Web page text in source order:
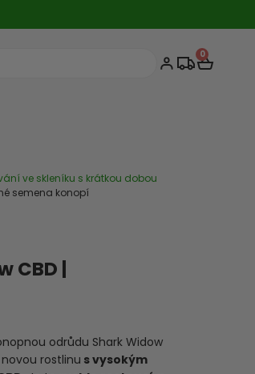
0
Cart
ve skleníku s krátkou dobou
semena konopí
CBD |
odrůdu Shark Widow
rostlinu s vysokým